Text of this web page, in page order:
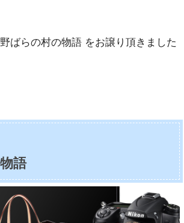
ばらの村の物語 をお譲り頂きました
語